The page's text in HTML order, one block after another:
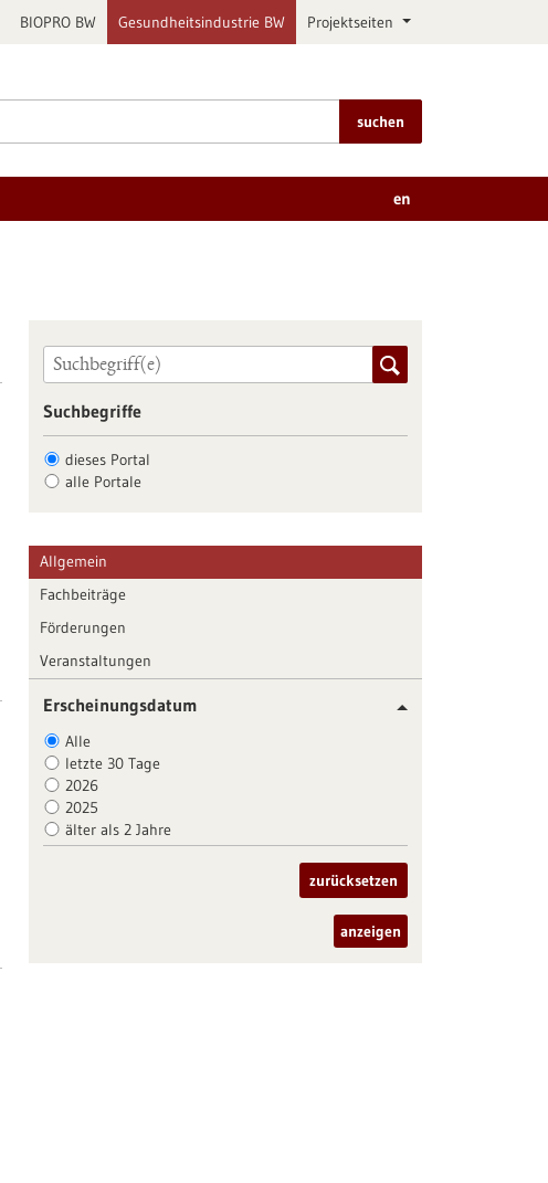
BIOPRO BW Gesundheitsindustrie BW Projektseiten
suchen
en
Suchbegriffe
dieses Portal
alle Portale
Allgemein
Fachbeiträge
Förderungen
Veranstaltungen
Erscheinungsdatum
Alle
letzte 30 Tage
2026
2025
älter als 2 Jahre
zurücksetzen
anzeigen